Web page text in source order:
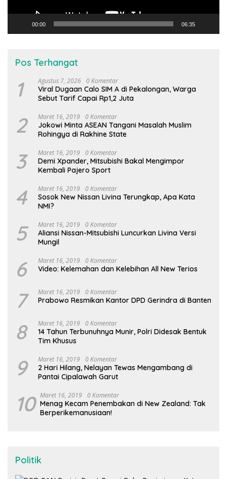
00:00 06:35
Pos Terhangat
1 Agustus 7, 2026 0 Komentar
Viral Dugaan Calo SIM A di Pekalongan, Warga
Sebut Tarif Capai Rp1,2 Juta
2 Maret 16, 2019 0 Komentar
Jokowi Minta ASEAN Tangani Masalah Muslim
Rohingya di Rakhine State
3 Maret 16, 2019 0 Komentar
Demi Xpander, Mitsubishi Bakal Mengimpor
Kembali Pajero Sport
4 Maret 16, 2019 0 Komentar
Sosok New Nissan Livina Terungkap, Apa Kata
NMI?
5 Maret 16, 2019 0 Komentar
Aliansi Nissan-Mitsubishi Luncurkan Livina Versi
Mungil
6 Maret 16, 2019 0 Komentar
Video: Kelemahan dan Kelebihan All New Terios
7 Maret 16, 2019 0 Komentar
Prabowo Resmikan Kantor DPD Gerindra di Banten
8 Maret 16, 2019 0 Komentar
14 Tahun Terbunuhnya Munir, Polri Didesak Bentuk
Tim Khusus
9 Maret 16, 2019 0 Komentar
2 Hari Hilang, Nelayan Tewas Mengambang di
Pantai Cipalawah Garut
10 Maret 16, 2019 0 Komentar
Menag Kecam Penembakan di New Zealand: Tak
Berperikemanusiaan!
Politik